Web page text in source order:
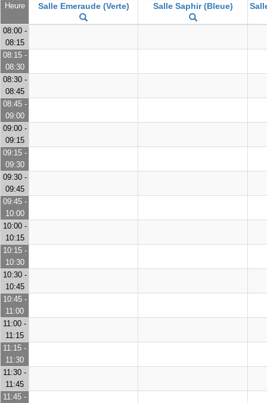
Heure Salle Emeraude (Verte) Salle Saphir (Bleue)
08:00 -
08:15
08:15 -
08:30
08:30 -
08:45
08:45 -
09:00
09:00 -
09:15
09:15 -
09:30
09:30 -
09:45
09:45 -
10:00
10:00 -
10:15
10:15 -
10:30
10:30 -
10:45
10:45 -
11:00
11:00 -
11:15
11:15 -
11:30
11:30 -
11:45
11:45 -